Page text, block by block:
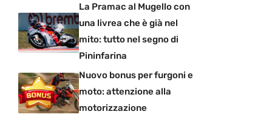
La Pramac al Mugello con
una livrea che è già nel
mito: tutto nel segno di
Pininfarina
Nuovo bonus per furgoni e
moto: attenzione alla
motorizzazione